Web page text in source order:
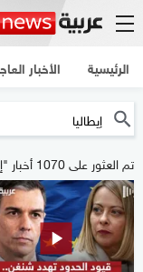
الرئيسية الأخبار
تم العثور على 1070 أخبار "إيطاليا"